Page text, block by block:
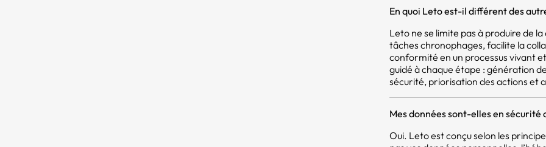
En quoi Leto est-il différent des
Leto ne se limite pas à produire de
tâches chronophages, facilite la
conformité en un processus vivant
guidé à chaque étape : génération
sécurité, priorisation des actions et
Mes données sont-elles en sécurité
Oui. Leto est conçu selon les